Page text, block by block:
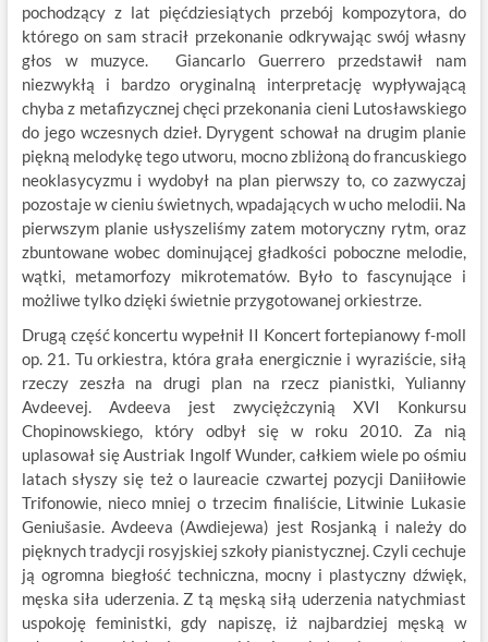
pochodzący z lat pięćdziesiątych przebój kompozytora, do
którego on sam stracił przekonanie odkrywając swój własny
głos w muzyce. Giancarlo Guerrero przedstawił nam
niezwykłą i bardzo oryginalną interpretację wypływającą
chyba z metafizycznej chęci przekonania cieni Lutosławskiego
do jego wczesnych dzieł. Dyrygent schował na drugim planie
piękną melodykę tego utworu, mocno zbliżoną do francuskiego
neoklasycyzmu i wydobył na plan pierwszy to, co zazwyczaj
pozostaje w cieniu świetnych, wpadających w ucho melodii. Na
pierwszym planie usłyszeliśmy zatem motoryczny rytm, oraz
zbuntowane wobec dominującej gładkości poboczne melodie,
wątki, metamorfozy mikrotematów. Było to fascynujące i
możliwe tylko dzięki świetnie przygotowanej orkiestrze.
Drugą część koncertu wypełnił II Koncert fortepianowy f-moll
op. 21. Tu orkiestra, która grała energicznie i wyraziście, siłą
rzeczy zeszła na drugi plan na rzecz pianistki, Yulianny
Avdeevej. Avdeeva jest zwyciężczynią XVI Konkursu
Chopinowskiego, który odbył się w roku 2010. Za nią
uplasował się Austriak Ingolf Wunder, całkiem wiele po ośmiu
latach słyszy się też o laureacie czwartej pozycji Daniiłowie
Trifonowie, nieco mniej o trzecim finaliście, Litwinie Lukasie
Geniušasie. Avdeeva (Awdiejewa) jest Rosjanką i należy do
pięknych tradycji rosyjskiej szkoły pianistycznej. Czyli cechuje
ją ogromna biegłość techniczna, mocny i plastyczny dźwięk,
męska siła uderzenia. Z tą męską siłą uderzenia natychmiast
uspokoję feministki, gdy napiszę, iż najbardziej męską w